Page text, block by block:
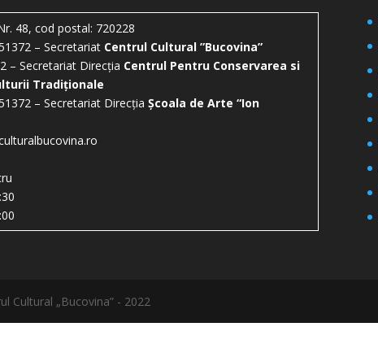
48, cod postal: 720228
– Secretariat Centrul Cultural ”Bucovina”
– Secretariat Direcția Centrul Pentru Conservarea si
Tradiționale
– Secretariat DirecțiaȘcoala de Arte “Ion
Cultural „Bucovina” - 2022